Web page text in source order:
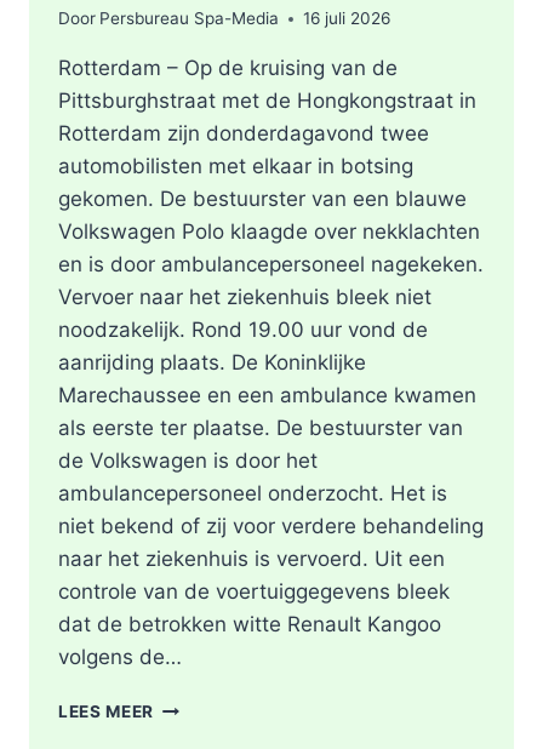
Door Persbureau Spa-Media 16 juli 2026
Rotterdam – Op de kruising van de
Pittsburghstraat met de Hongkongstraat in
Rotterdam zijn donderdagavond twee
automobilisten met elkaar in botsing
gekomen. De bestuurster van een blauwe
Volkswagen Polo klaagde over nekklachten
en is door ambulancepersoneel nagekeken.
Vervoer naar het ziekenhuis bleek niet
noodzakelijk. Rond 19.00 uur vond de
aanrijding plaats. De Koninklijke
Marechaussee en een ambulance kwamen
als eerste ter plaatse. De bestuurster van
de Volkswagen is door het
ambulancepersoneel onderzocht. Het is
niet bekend of zij voor verdere behandeling
naar het ziekenhuis is vervoerd. Uit een
controle van de voertuiggegevens bleek
dat de betrokken witte Renault Kangoo
volgens de…
LEES MEER GEWONDE